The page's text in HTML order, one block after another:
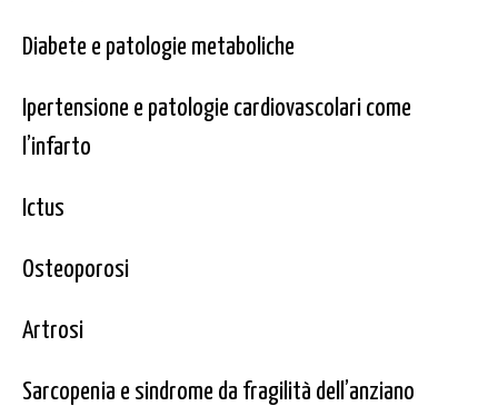
Diabete e patologie metaboliche
Ipertensione e patologie cardiovascolari come
l’infarto
Ictus
Osteoporosi
Artrosi
Sarcopenia e sindrome da fragilità dell’anziano